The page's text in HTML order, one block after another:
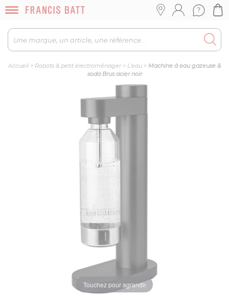
Accueil > Robots & petit électroménager> L'eau > Machine à eau gazeuse &
soda Brus acier noir
Touchez pour agrandir